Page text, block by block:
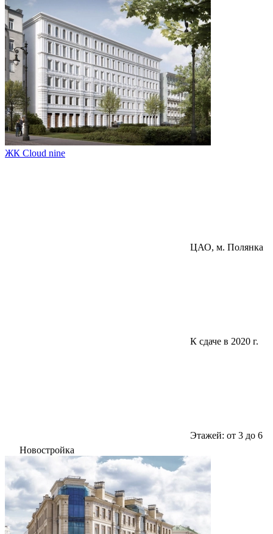
ЖК Cloud nine
ЦАО, м. Полянка
К сдаче в 2020 г.
Этажей: от 3 до 6
Новостройка